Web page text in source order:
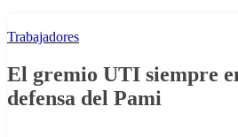
Trabajadores
El gremio UTI siempre
defensa del Pami